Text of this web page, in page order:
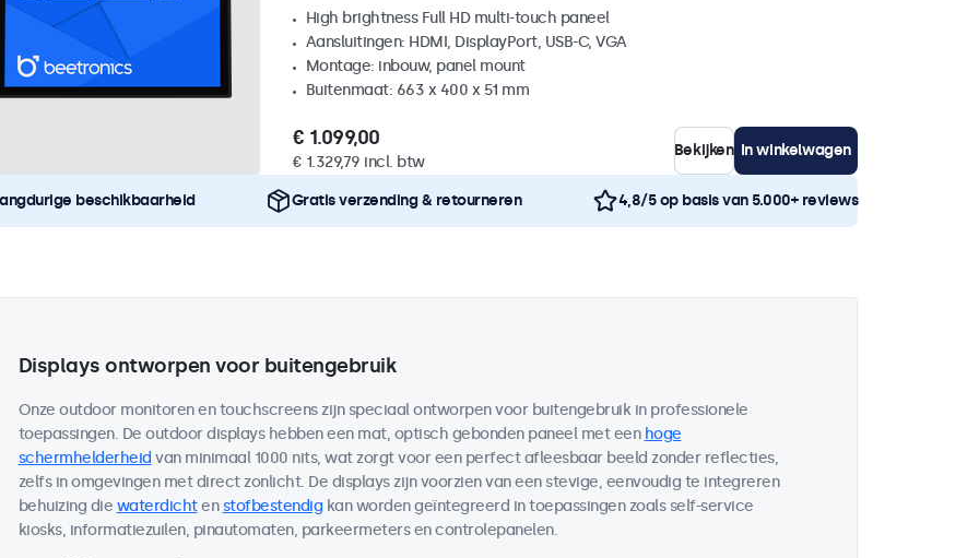
High brightness Full HD multi-touch paneel
Aansluitingen: HDMI, DisplayPort, USB-C, VGA
Montage: inbouw, panel mount
Buitenmaat: 663 x 400 x 51 mm
€ 1.099,00
€ 1.329,79 incl. btw
Bekijken In winkelwagen
beschikbaarheid Gratis verzending & retourneren 4,8/5 op basis van 5.000+ reviews
Displays ontworpen voor buitengebruik
Onze outdoor monitoren en touchscreens zijn speciaal ontworpen voor buitengebruik in professionele
toepassingen. De outdoor displays hebben een mat, optisch gebonden paneel met een hoge
schermhelderheid van minimaal 1000 nits, wat zorgt voor een perfect afleesbaar beeld zonder reflecties,
zelfs in omgevingen met direct zonlicht. De displays zijn voorzien van een stevige, eenvoudig te integreren
behuizing die waterdichtenstofbestendig kan worden geïntegreerd in toepassingen zoals self-service
kiosks, informatiezuilen, pinautomaten, parkeermeters en controlepanelen.